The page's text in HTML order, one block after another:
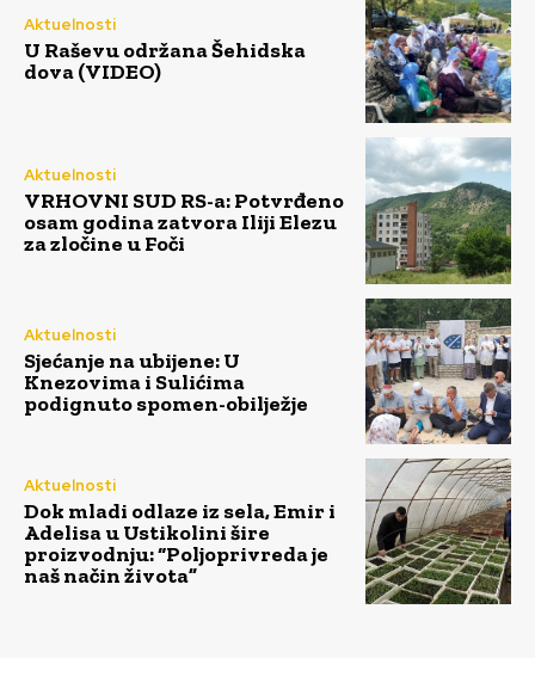
Aktuelnosti
U Raševu održana Šehidska
dova (VIDEO)
Aktuelnosti
VRHOVNI SUD RS-a: Potvrđeno
osam godina zatvora Iliji Elezu
za zločine u Foči
Aktuelnosti
Sjećanje na ubijene: U
Knezovima i Sulićima
podignuto spomen-obilježje
Aktuelnosti
Dok mladi odlaze iz sela, Emir i
Adelisa u Ustikolini šire
proizvodnju: “Poljoprivreda je
naš način života”